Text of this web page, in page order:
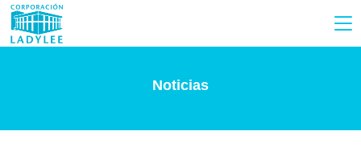
Noticias